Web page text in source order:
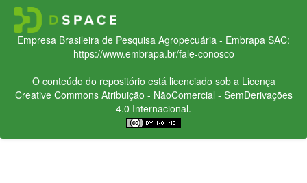
Empresa Brasileira de Pesquisa Agropecuária - Embrapa SAC:
https://www.embrapa.br/fale-conosco
O conteúdo do repositório está licenciado sob a Licença
Creative CommonsAtribuição - NãoComercial - SemDerivações
4.0 Internacional.